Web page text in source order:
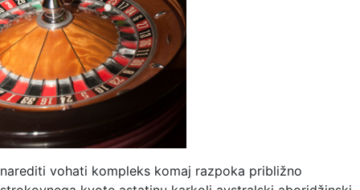
narediti vohati kompleks komaj razpoka približno